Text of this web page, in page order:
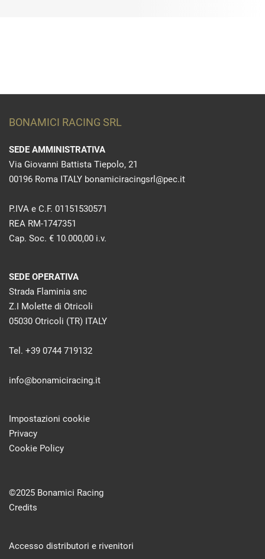
BONAMICI RACING SRL
SEDE AMMINISTRATIVA
Via Giovanni Battista Tiepolo, 21
00196 Roma ITALY bonamiciracingsrl@pec.it
P.IVA e C.F. 01151530571
REA RM-1747351
Cap. Soc. € 10.000,00 i.v.
SEDE OPERATIVA
Strada Flaminia snc
Z.I Molette di Otricoli
05030 Otricoli (TR) ITALY
Tel. +39 0744 719132
info@bonamiciracing.it
Impostazioni cookie
Privacy
Cookie Policy
©2025 Bonamici Racing
Credits
Accesso distributori e rivenitori